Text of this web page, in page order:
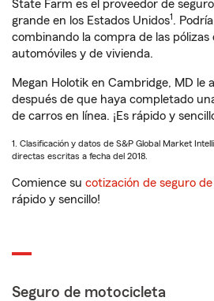
State Farm es el proveedor de
grande en los Estados Unidos1.
combinando la compra de las pólizas
automóviles y de vivienda.
Megan Holotik en Cambridge, MD le
después de que haya completado
de carros en línea. ¡Es rápido y
1. Clasificación y datos de S&P Global Market
directas escritas a fecha del 2018.
Comience su cotización de seguro
rápido y sencillo!
Seguro de motocicleta